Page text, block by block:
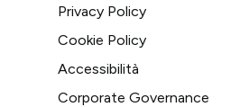
Privacy Policy
Cookie Policy
Accessibilità
Corporate Governance